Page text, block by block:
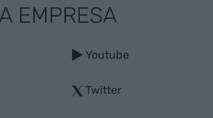
EMPRESA
Youtube
Twitter